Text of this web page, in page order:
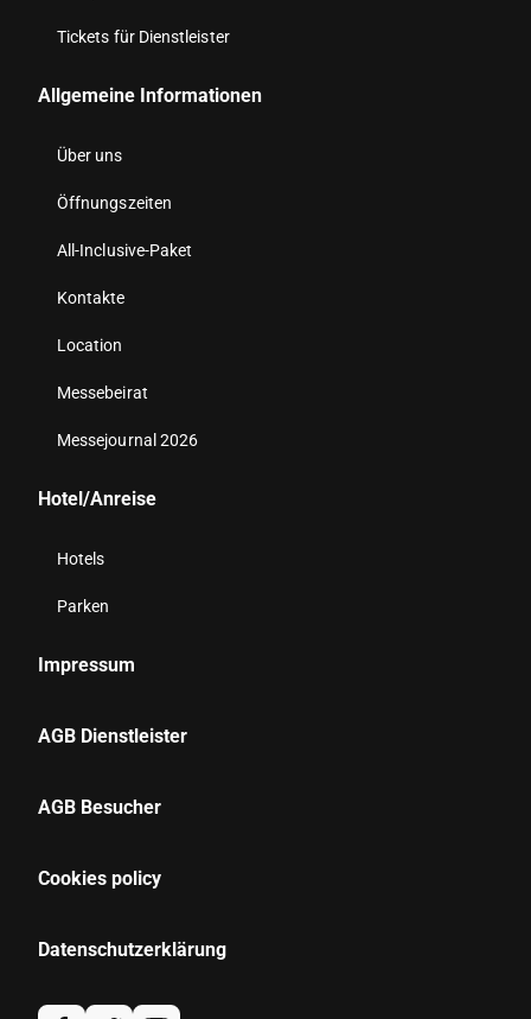
Tickets für Dienstleister
Allgemeine Informationen
Über uns
Öffnungszeiten
All-Inclusive-Paket
Kontakte
Location
Messebeirat
Messejournal 2026
Hotel/Anreise
Hotels
Parken
Impressum
AGB Dienstleister
AGB Besucher
Cookies policy
Datenschutzerklärung